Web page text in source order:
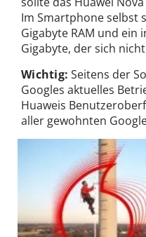
Im Smartphone selbst
Gigabyte RAM und ein
Gigabyte, der sich
Wichtig: Seitens der
Googles aktuelles
Huaweis
aller gewohnten